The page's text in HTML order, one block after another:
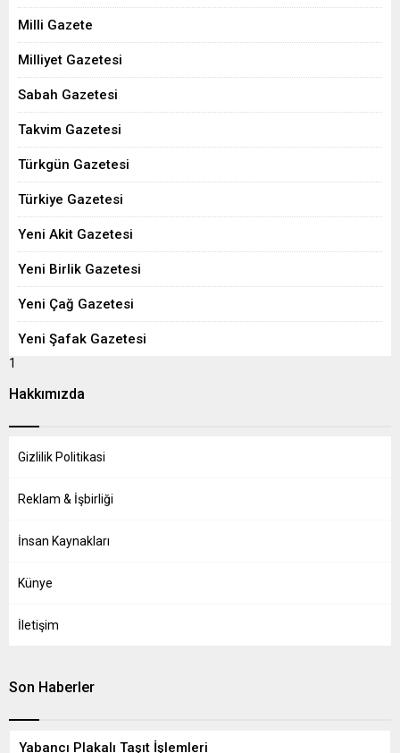
Milli Gazete
Milliyet Gazetesi
Sabah Gazetesi
Takvim Gazetesi
Türkgün Gazetesi
Türkiye Gazetesi
Yeni Akit Gazetesi
Yeni Birlik Gazetesi
Yeni Çağ Gazetesi
Yeni Şafak Gazetesi
1
Hakkımızda
Gizlilik Politikasi
Reklam & İşbirliği
İnsan Kaynakları
Künye
İletişim
Son Haberler
Yabancı Plakalı Taşıt İşlemleri